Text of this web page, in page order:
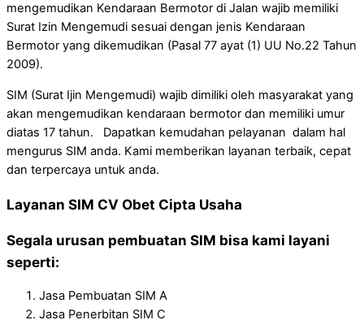
mengemudikan Kendaraan Bermotor di Jalan wajib memiliki
Surat Izin Mengemudi sesuai dengan jenis Kendaraan
Bermotor yang dikemudikan (Pasal 77 ayat (1) UU No.22 Tahun
2009).
SIM (Surat Ijin Mengemudi) wajib dimiliki oleh masyarakat yang
akan mengemudikan kendaraan bermotor dan memiliki umur
diatas 17 tahun. Dapatkan kemudahan pelayanan dalam hal
mengurus SIM anda. Kami memberikan layanan terbaik, cepat
dan terpercaya untuk anda.
Layanan SIM CV Obet Cipta Usaha
Segala urusan pembuatan SIM bisa kami layani
seperti:
Jasa Pembuatan SIM A
Jasa Penerbitan SIM C